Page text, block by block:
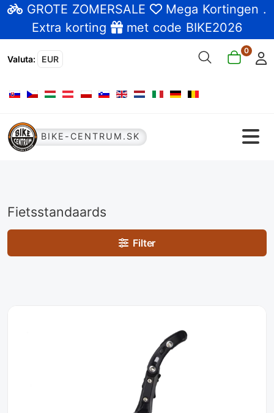
GROTE ZOMERSALE Mega Kortingen .
Extra korting
met code BIKE2026
Valuta: EUR
0
Selecteer de taal
BIKE-CENTRUM.SK
Fietsstandaards
Filter